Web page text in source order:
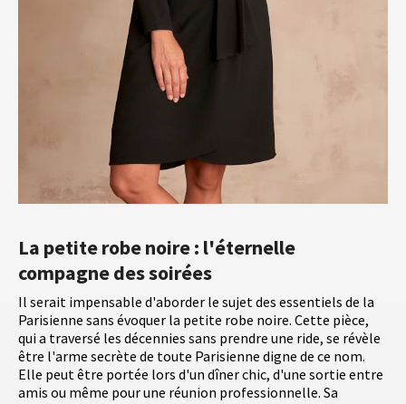
La petite robe noire : l'éternelle
compagne des soirées
Il serait impensable d'aborder le sujet des essentiels de la
Parisienne sans évoquer la petite robe noire. Cette pièce,
qui a traversé les décennies sans prendre une ride, se révèle
être l'arme secrète de toute Parisienne digne de ce nom.
Elle peut être portée lors d'un dîner chic, d'une sortie entre
amis ou même pour une réunion professionnelle. Sa